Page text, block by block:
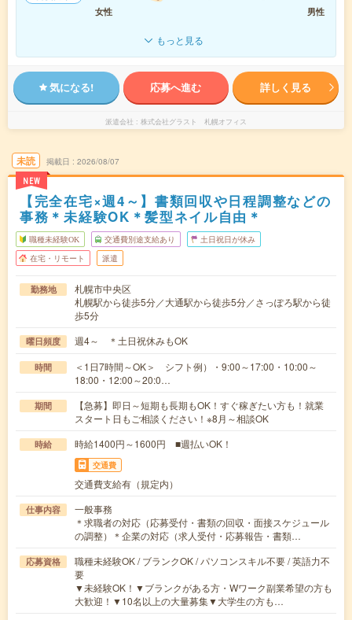
女性
男性
もっと見る
気になる! 応募へ進む 詳しく見る
派遣会社 株式会社グラスト 札幌オフィス
未読
NEW
掲載日 2026/08/07
【完全在宅×週4～】書類回収や日程調整などの
事務＊未経験OK＊髪型ネイル自由＊
職種未経験OK 交通費別途支給あり 土日祝日が休み
在宅・リモート 派遣
勤務地
札幌市中央区
札幌駅から徒歩5分／大通駅から徒歩5分／さっぽろ駅から徒
歩5分
曜日頻度 週4～ ＊土日祝休みもOK
時間
＜1日7時間～OK＞ シフト例）・9:00～17:00・10:00～
18:00・12:00～20:0…
期間
【急募】即日～短期も長期もOK！すぐ稼ぎたい方も！就業
スタート日もご相談ください！※8月～相談OK
時給 時給1400円～1600円 ■週払いOK！
交通費
交通費支給有（規定内）
仕事内容
一般事務
＊求職者の対応（応募受付・書類の回収・面接スケジュール
の調整）＊企業の対応（求人受付・応募報告・書類…
応募資格
職種未経験OK / ブランクOK / パソコンスキル不要 / 英語力不
要
▼未経験OK！▼ブランクがある方・Wワーク副業希望の方も
大歓迎！▼10名以上の大量募集▼大学生の方も…